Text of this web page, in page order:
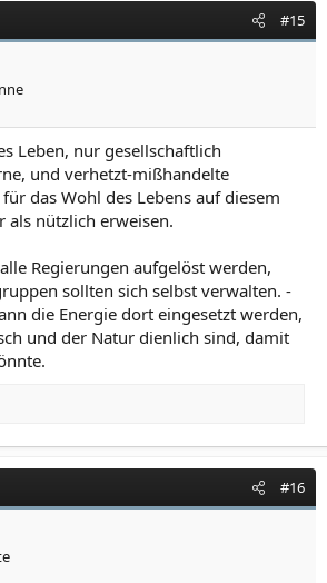
#15
Leben, nur gesellschaftlich
und verhetzt-mißhandelte
das Wohl des Lebens auf diesem
als nützlich erweisen.
Regierungen aufgelöst werden,
sollten sich selbst verwalten. -
die Energie dort eingesetzt werden,
und der Natur dienlich sind, damit
#16